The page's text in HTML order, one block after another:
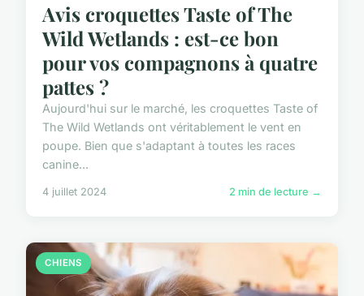
Avis croquettes Taste of The
Wild Wetlands : est-ce bon
pour vos compagnons à quatre
pattes ?
Aujourd'hui sur le marché, les croquettes Taste of
The Wild Wetlands ont véritablement le vent en
poupe. Bien que s'adaptant à toutes les races
canine...
4 juillet 2024 2 min de lecture →
CHIENS